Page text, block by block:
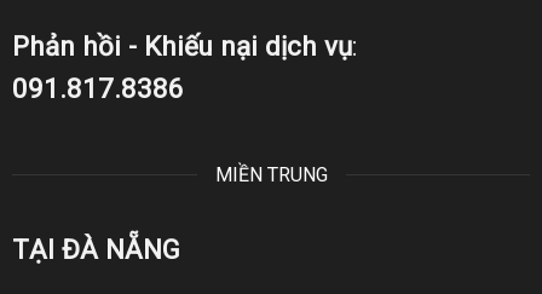
Phản hồi - Khiếu nại dịch vụ:
091.817.8386
MIỀN TRUNG
TẠI ĐÀ NẴNG